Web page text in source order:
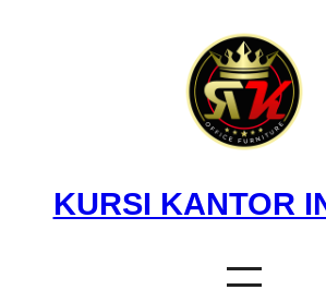
KURSI KANTOR